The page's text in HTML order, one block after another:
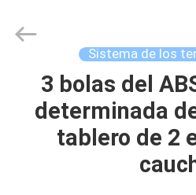
CASA
Guangzhou
Dunya
Sistema de los
3 bolas del
determinada
tablero de 2